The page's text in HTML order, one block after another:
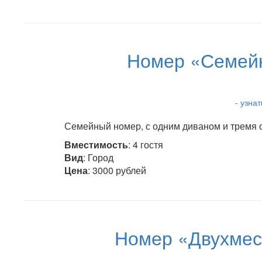
Номер
-
Семейный номер, с одним диваном и тремя
Вместимость: 4 гостя
Вид: Город
Цена: 3000 рублей
Номер